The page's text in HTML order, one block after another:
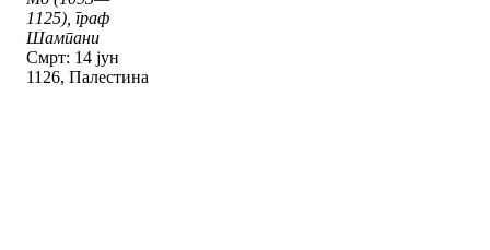
1125), граф
Шампани
Смрт: 14 јун
1126, Палестина